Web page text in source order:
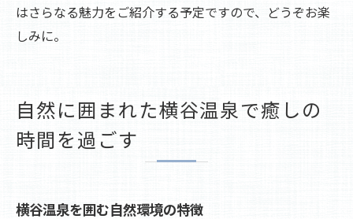
はさらなる魅力をご紹介する予定ですので、どうぞお楽
しみに。
自然に囲まれた横谷温泉で癒しの
時間を過ごす
横谷温泉を囲む自然環境の特徴